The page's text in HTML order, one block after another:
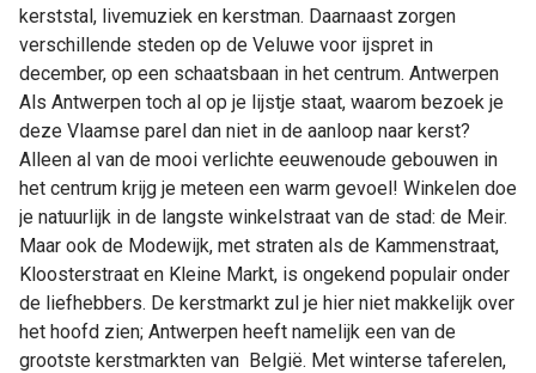
kerststal, livemuziek en kerstman. Daarnaast zorgen
verschillende steden op de Veluwe voor ijspret in
december, op een schaatsbaan in het centrum. Antwerpen
Als Antwerpen toch al op je lijstje staat, waarom bezoek je
deze Vlaamse parel dan niet in de aanloop naar kerst?
Alleen al van de mooi verlichte eeuwenoude gebouwen in
het centrum krijg je meteen een warm gevoel! Winkelen doe
je natuurlijk in de langste winkelstraat van de stad: de Meir.
Maar ook de Modewijk, met straten als de Kammenstraat,
Kloosterstraat en Kleine Markt, is ongekend populair onder
de liefhebbers. De kerstmarkt zul je hier niet makkelijk over
het hoofd zien; Antwerpen heeft namelijk een van de
grootste kerstmarkten van België. Met winterse taferelen,